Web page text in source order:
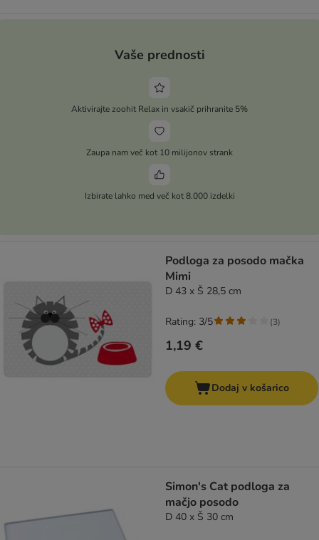
Vaše prednosti
Aktivirajte zoohit Relax in vsakič prihranite 5%
Zaupa nam več kot 10 milijonov strank
Izbirate lahko med več kot 8.000 izdelki
Podloga za posodo mačka
Mimi
D 43 x Š 28,5 cm
1,19 €
Rating: 3/5 (3)
Dodaj v košarico
Simon's Cat podloga za
mačjo posodo
D 40 x Š 30 cm